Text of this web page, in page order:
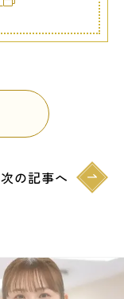
次の記事へ